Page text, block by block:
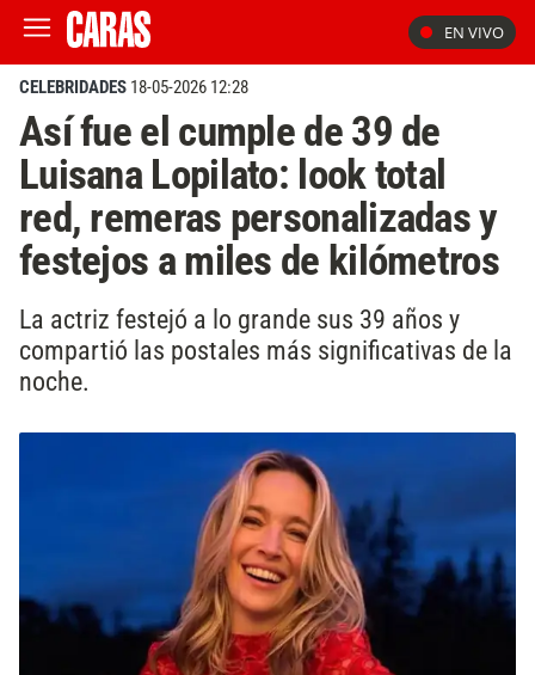
EN VIVO
CELEBRIDADES 18-05-2026 12:28
Así fue el cumple de 39 de
Luisana Lopilato: look total
red, remeras personalizadas y
festejos a miles de kilómetros
La actriz festejó a lo grande sus 39 años y
compartió las postales más significativas de la
noche.